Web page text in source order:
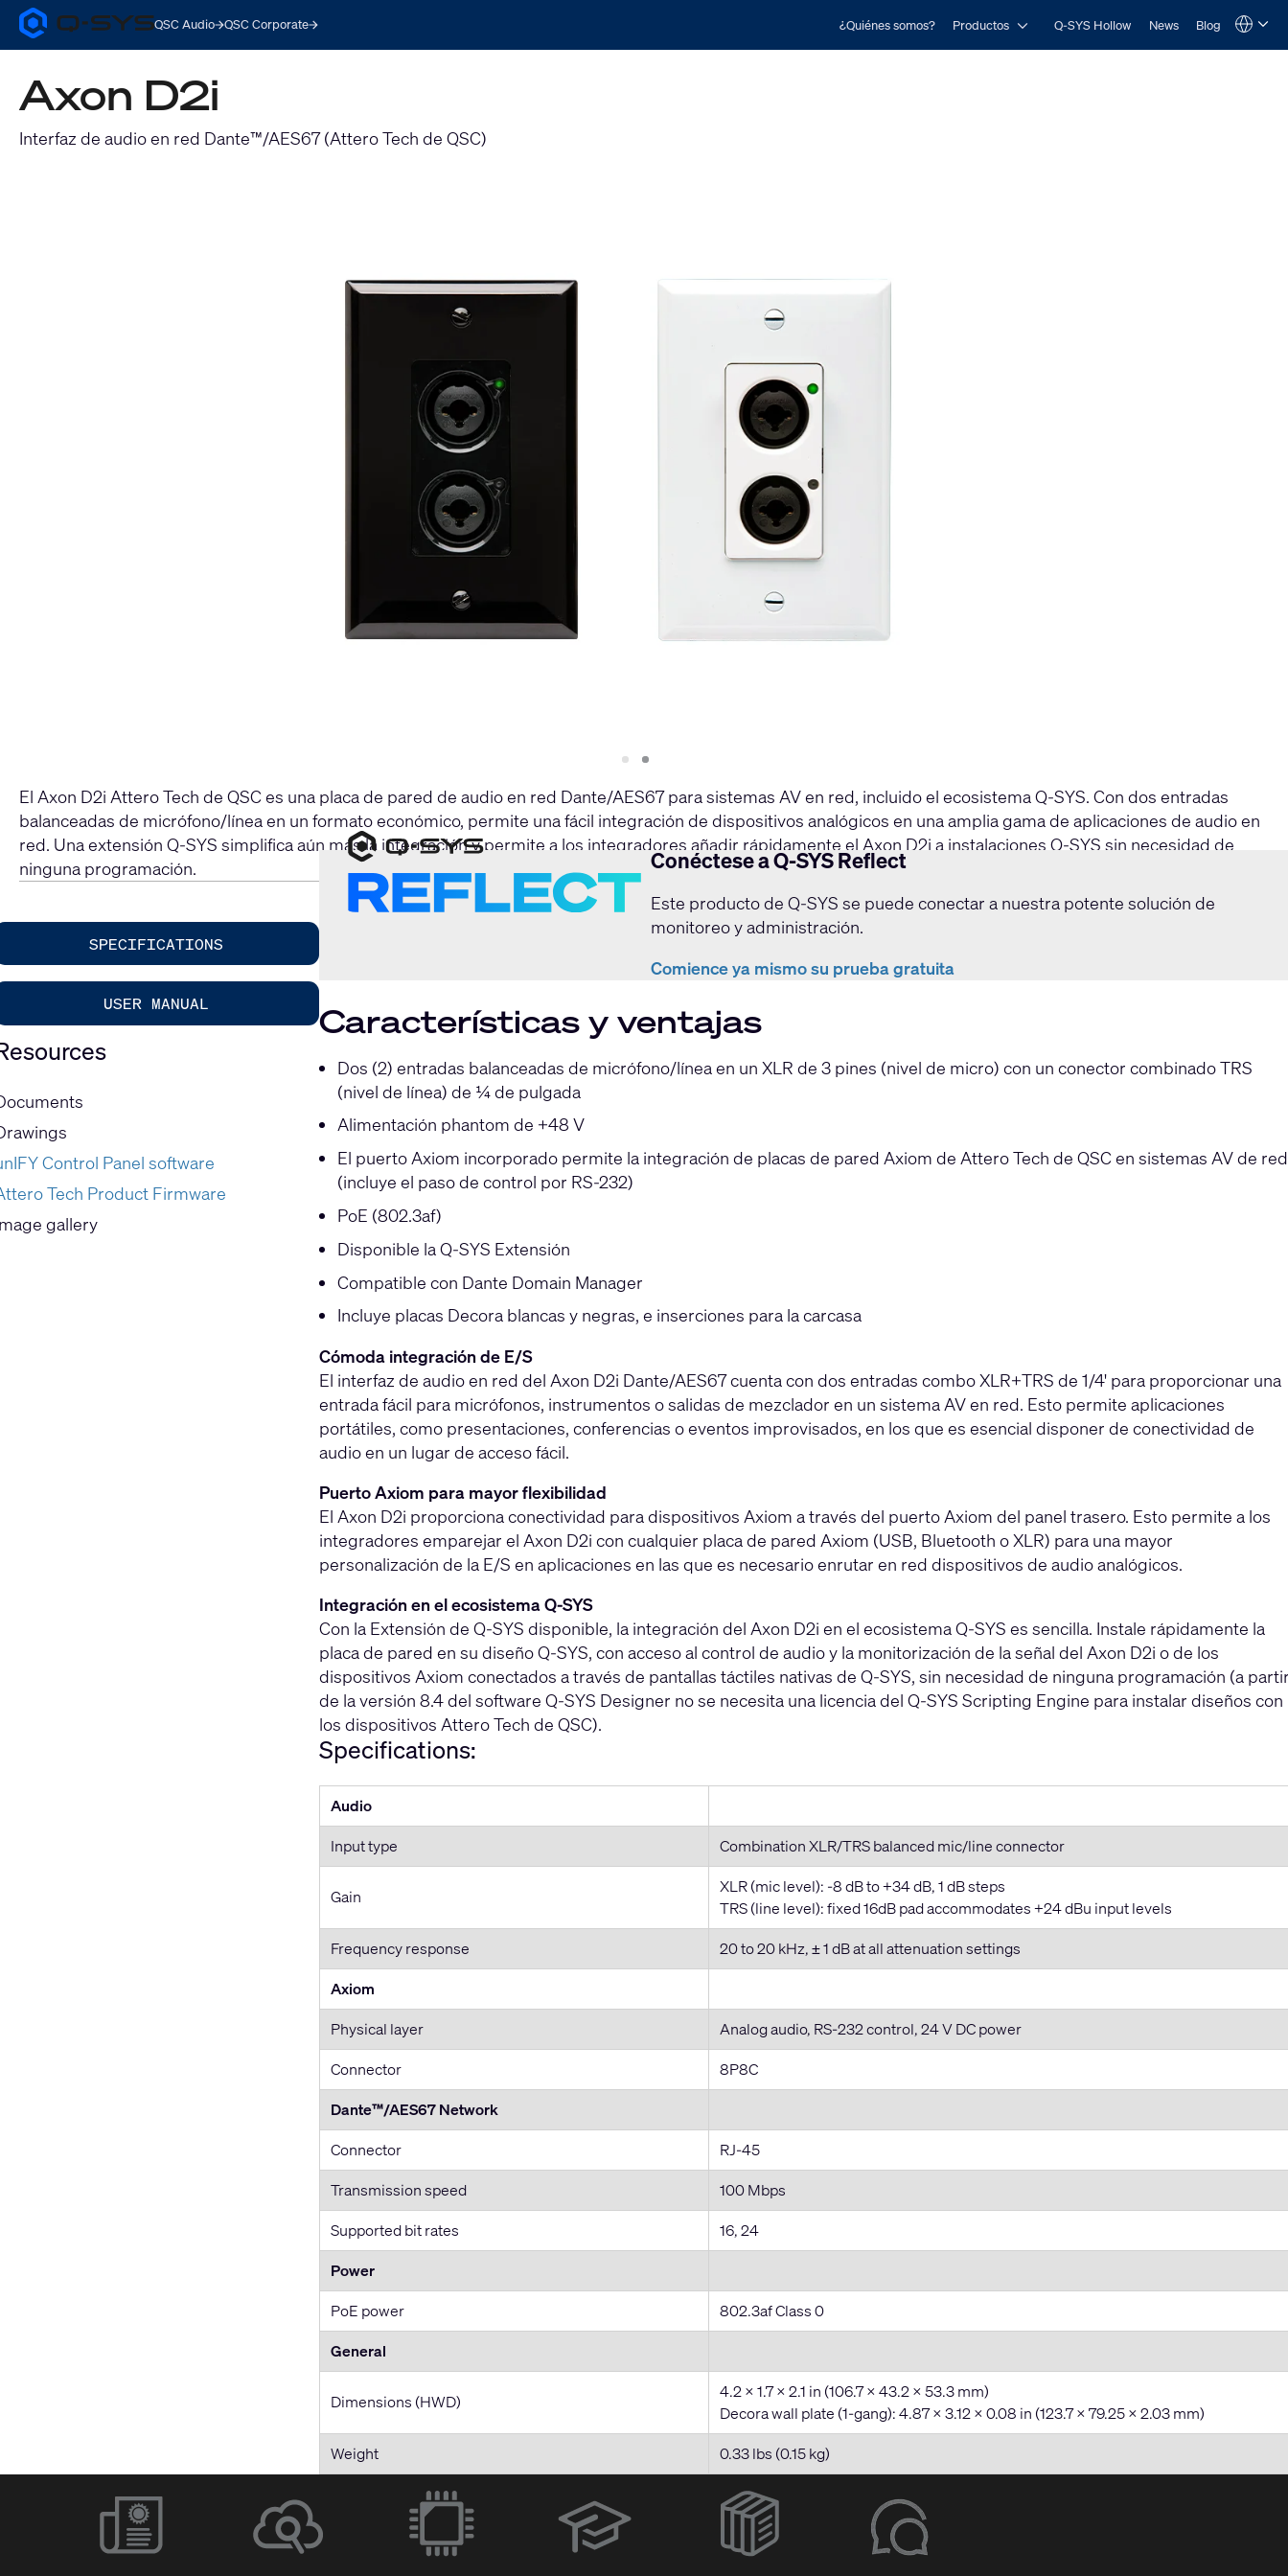
Q-
SYS
Products
Homepage
QSC Audio QSC Corporate ¿Quiénes somos? Productos Open ProductosQ-SYS Hollow News Blog
Axon D2i
Interfaz de audio en red Dante™/AES67 (Attero Tech de QSC)
Slide
1 Slide
2
El Axon D2i Attero Tech de QSC es una placa de pared de audio en red Dante/AES67 para sistemas AV en red, incluido el ecosistema Q-SYS. Con dos entradas
balanceadas de micrófono/línea en un formato económico, permite una fácil integración de dispositivos analógicos en una amplia gama de aplicaciones de audio en
red. Una extensión Q-SYS simplifica aún más la integración y permite a los integradores añadir rápidamente el Axon D2i a instalaciones Q-SYS sin necesidad de
ninguna programación.
SPECIFICATIONS
USER MANUAL
Control Panel software
Tech Product Firmware
gallery
Conéctese a Q-SYS Reflect
Este producto de Q-SYS se puede conectar a nuestra potente solución de
monitoreo y administración.
Comience ya mismo su prueba gratuita
Características y ventajas
Dos (2) entradas balanceadas de micrófono/línea en un XLR de 3 pines (nivel de micro) con un conector combinado TRS
(nivel de línea) de ¼ de pulgada
Alimentación phantom de +48 V
El puerto Axiom incorporado permite la integración de placas de pared Axiom de Attero Tech de QSC en sistemas AV de red
(incluye el paso de control por RS-232)
PoE (802.3af)
Disponible la Q-SYS Extensión
Compatible con Dante Domain Manager
Incluye placas Decora blancas y negras, e inserciones para la carcasa
Cómoda integración de E/S
El interfaz de audio en red del Axon D2i Dante/AES67 cuenta con dos entradas combo XLR+TRS de 1/4' para proporcionar una
entrada fácil para micrófonos, instrumentos o salidas de mezclador en un sistema AV en red. Esto permite aplicaciones
portátiles, como presentaciones, conferencias o eventos improvisados, en los que es esencial disponer de conectividad de
audio en un lugar de acceso fácil.
Puerto Axiom para mayor flexibilidad
El Axon D2i proporciona conectividad para dispositivos Axiom a través del puerto Axiom del panel trasero. Esto permite a los
integradores emparejar el Axon D2i con cualquier placa de pared Axiom (USB, Bluetooth o XLR) para una mayor
personalización de la E/S en aplicaciones en las que es necesario enrutar en red dispositivos de audio analógicos.
Integración en el ecosistema Q-SYS
Con la Extensión de Q-SYS disponible, la integración del Axon D2i en el ecosistema Q-SYS es sencilla. Instale rápidamente la
placa de pared en su diseño Q-SYS, con acceso al control de audio y la monitorización de la señal del Axon D2i o de los
dispositivos Axiom conectados a través de pantallas táctiles nativas de Q-SYS, sin necesidad de ninguna programación (a
de la versión 8.4 del software Q-SYS Designer no se necesita una licencia del Q-SYS Scripting Engine para instalar diseños con
los dispositivos Attero Tech de QSC).
Specifications:
Audio
Input type
Combination XLR/TRS balanced mic/line connector
Gain
XLR (mic level): -8 dB to +34 dB, 1 dB steps
TRS (line level): fixed 16dB pad accommodates +24 dBu input levels
Frequency response
20 to 20 kHz, ± 1 dB at all attenuation settings
Axiom
Physical layer
Analog audio, RS-232 control, 24 V DC power
Connector
8P8C
Dante™/AES67 Network
Connector
RJ-45
Transmission speed
100 Mbps
Supported bit rates
16, 24
Power
PoE power
802.3af Class 0
General
Dimensions (HWD)
4.2 x 1.7 x 2.1 in (106.7 x 43.2 x 53.3 mm)
Decora wall plate (1-gang): 4.87 x 3.12 x 0.08 in (123.7 x 79.25 x 2.03 mm)​
Weight
0.33 lbs (0.15 kg)